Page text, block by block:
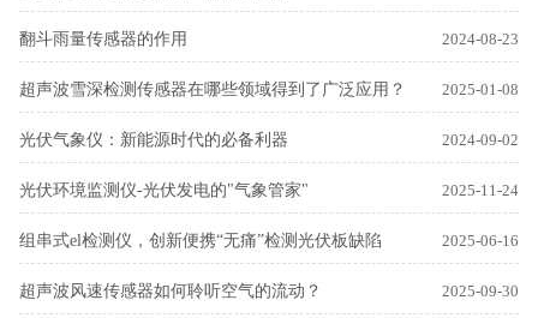
翻斗雨量传感器的作用 2024-08-23
超声波雪深检测传感器在哪些领域得到了广泛应用？ 2025-01-08
光伏气象仪：新能源时代的必备利器 2024-09-02
光伏环境监测仪-光伏发电的"气象管家" 2025-11-24
组串式el检测仪，创新便携“无痛”检测光伏板缺陷 2025-06-16
超声波风速传感器如何聆听空气的流动？ 2025-09-30